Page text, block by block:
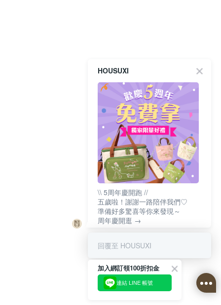
HOUSUXI
\\ 5周年慶開跑 //
五歲啦！謝謝一路陪伴我們♡
準備好多驚喜等你來發現～
周年慶開逛 →
回覆至 HOUSUXI
加入綁訂領100折扣金
連結 LINE 帳號